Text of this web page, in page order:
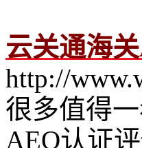
云关通海
http://
很多值得
AEO认证